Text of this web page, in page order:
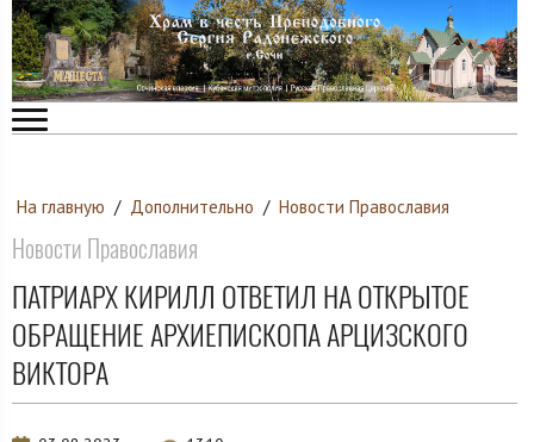
На главную / Дополнительно / Новости Православия
Новости Православия
ПАТРИАРХ КИРИЛЛ ОТВЕТИЛ НА ОТКРЫТОЕ
ОБРАЩЕНИЕ АРХИЕПИСКОПА АРЦИЗСКОГО
ВИКТОРА